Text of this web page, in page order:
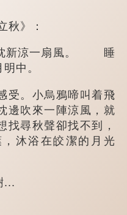
》：
新涼一扇風。 睡
中。
。小烏鴉啼叫着飛
邊吹來一陣涼風，就
找尋秋聲卻找不到，
沐浴在皎潔的月光
...